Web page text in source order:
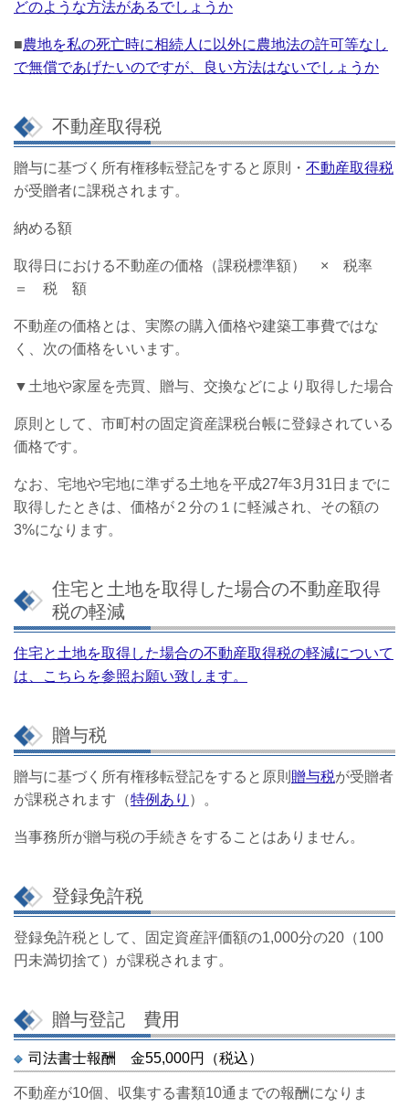
どのような方法があるでしょうか
■農地を私の死亡時に相続人に以外に農地法の許可等なし
で無償であげたいのですが、良い方法はないでしょうか
不動産取得税
贈与に基づく所有権移転登記をすると原則・ 不動産取得税
が受贈者に課税されます。
納める額
取得日における不動産の価格（課税標準額） × 税率
＝ 税 額
不動産の価格とは、実際の購入価格や建築工事費ではな
く、次の価格をいいます。
▼土地や家屋を売買、贈与、交換などにより取得した場合
原則として、市町村の固定資産課税台帳に登録されている
価格です。
なお、宅地や宅地に準ずる土地を平成27年3月31日までに
取得したときは、価格が２分の１に軽減され、その額の
3%になります。
住宅と土地を取得した場合の不動産取得
税の軽減
住宅と土地を取得した場合の不動産取得税の軽減について
は、こちらを参照お願い致します。
贈与税
贈与に基づく所有権移転登記をすると原則 贈与税が受贈者
が課税されます（特例あり ）。
当事務所が贈与税の手続きをすることはありません。
登録免許税
登録免許税として、固定資産評価額の1,000分の20（100
円未満切捨て）が課税されます。
贈与登記 費用
司法書士報酬 金55,000円（税込）
不動産が10個、収集する書類10通までの報酬になりま